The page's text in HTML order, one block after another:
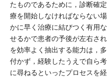
たものであるために，診断確
療を開始しなければならない
かに早く治療に結びつく有用
せるかで患者の予後が左右さ
を効率よく抽出する能力は，
付かず，経験したうえで自ら
に尋ねるといったプロセスを